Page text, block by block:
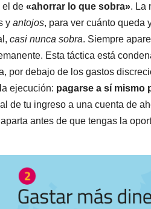
el de «ahorrar lo que sobra». La
y antojos, para ver cuánto queda
casi nunca sobra. Siempre
Esta táctica está
por debajo de los gastos
ejecución: pagarse a sí mismo
de tu ingreso a una cuenta de
antes de que tengas la